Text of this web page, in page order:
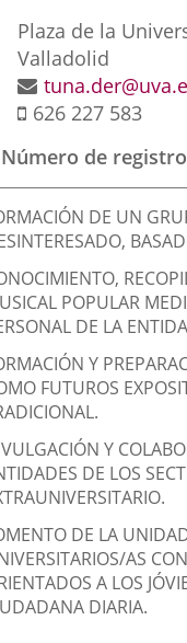
Postal
address
Plaza de la
Valladolid
Email
Mobile
626 227 583
Número de
DE UN
POPULAR
DE LA
Y
FUTUROS
Y
DE LOS
DE LA
AS
A LOS
DIARIA.